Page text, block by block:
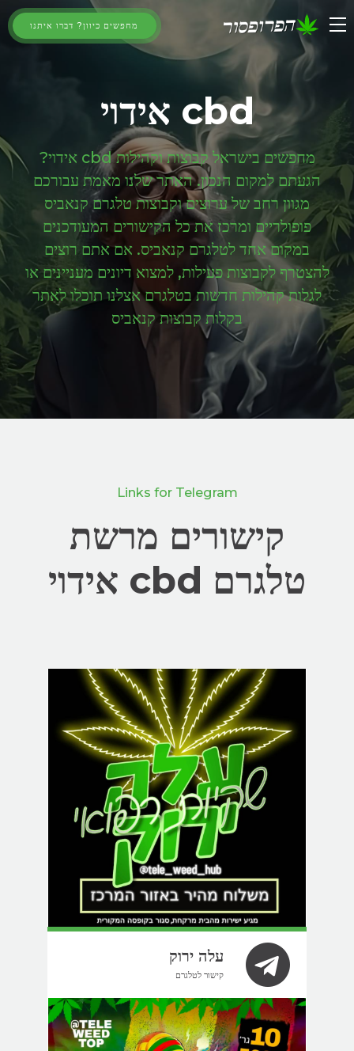
מחפשים כיוון? דברו איתנו
cbd אידוי
מחפשים בישראל קבוצות וקהילות cbd אידוי?
הגעתם למקום הנכון. האתר שלנו מאמת עבורכם
מגוון רחב של ערוצים וקבוצות טלגרם קנאביס
פופולריים ומרכז את כל הקישורים המעודכנים
במקום אחד לטלגרם קנאביס. אם אתם רוצים
להצטרף לקבוצות פעילות, למצוא דיונים מעניינים או
לגלות קהילות חדשות בטלגרם אצלנו תוכלו לאתר
בקלות קבוצות קנאביס
Links for Telegram
קישורים מרשת
טלגרם cbd אידוי
עלה ירוק
קישור לטלגרם